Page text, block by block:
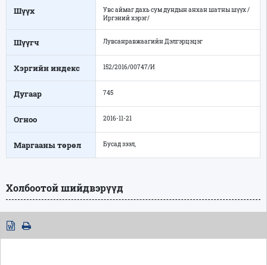
Шүүх
Увс аймаг дахь сум дундын анхан шатны шүүх /
Иргэний хэрэг/
Шүүгч Лувсанравжаагийн Дэлгэрцэцэг
Хэргийн индекс 152/2016/00747/И
Дугаар 745
Огноо 2016-11-21
Маргааны төрөл Бусад зээл,
Холбоотой шийдвэрүүд